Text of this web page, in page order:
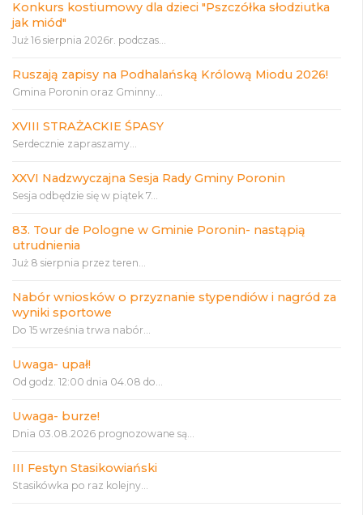
Konkurs kostiumowy dla dzieci "Pszczółka słodziutka
jak miód"
Już 16 sierpnia 2026r. podczas...
Ruszają zapisy na Podhalańską Królową Miodu 2026!
Gmina Poronin oraz Gminny...
XVIII STRAŻACKIE ŚPASY
Serdecznie zapraszamy...
XXVI Nadzwyczajna Sesja Rady Gminy Poronin
Sesja odbędzie się w piątek 7...
83. Tour de Pologne w Gminie Poronin- nastąpią
utrudnienia
Już 8 sierpnia przez teren...
Nabór wniosków o przyznanie stypendiów i nagród za
wyniki sportowe
Do 15 września trwa nabór...
Uwaga- upał!
Od godz. 12:00 dnia 04.08 do...
Uwaga- burze!
Dnia 03.08.2026 prognozowane są...
III Festyn Stasikowiański
Stasikówka po raz kolejny...